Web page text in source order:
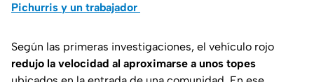
Pichurris y un trabajador
Según las primeras investigaciones, el vehículo rojo
redujo la velocidad al aproximarse a unos topes